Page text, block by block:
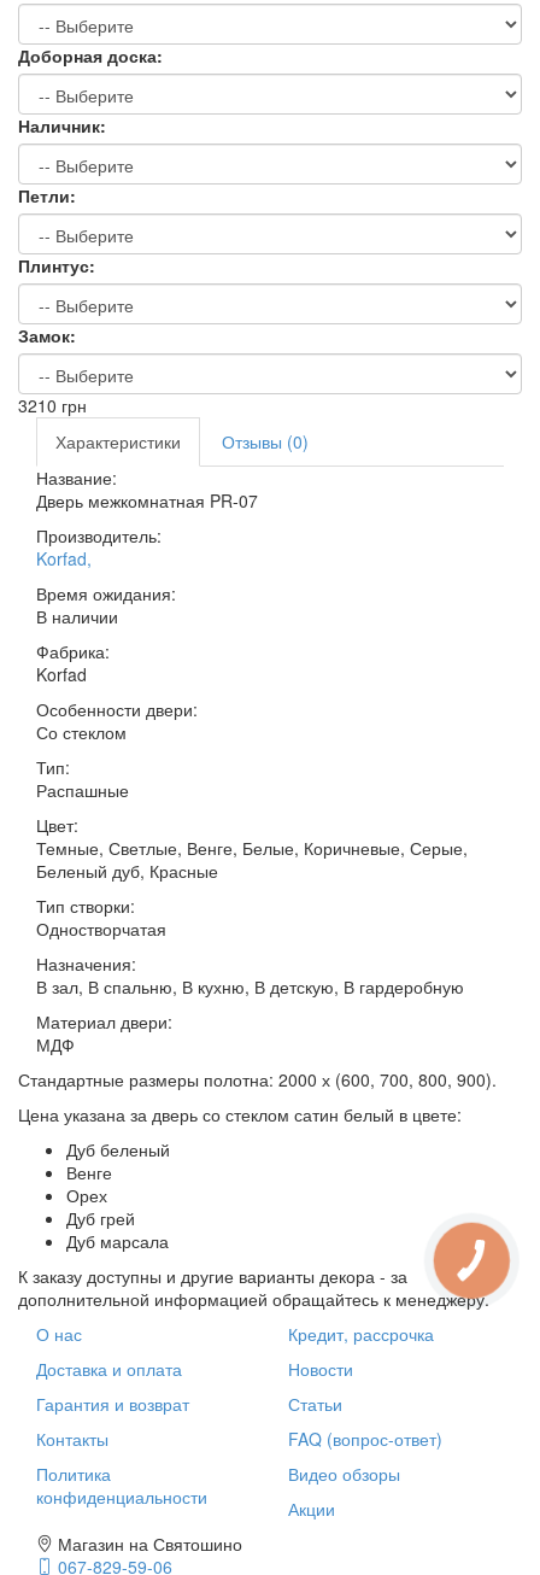
Доборная доска:
Наличник:
Петли:
Плинтус:
Замок:
3210 грн
Характеристики
Отзывы (0)
Название:
Дверь межкомнатная PR-07
Производитель:
Korfad,
Время ожидания:
В наличии
Фабрика:
Korfad
Особенности двери:
Со стеклом
Тип:
Распашные
Цвет:
Темные, Светлые, Венге, Белые, Коричневые, Серые,
Беленый дуб, Красные
Тип створки:
Одностворчатая
Назначения:
В зал, В спальню, В кухню, В детскую, В гардеробную
Материал двери:
МДФ
Стандартные размеры полотна: 2000 х (600, 700, 800, 900).
Цена указана за дверь со стеклом сатин белый в цвете:
Дуб беленый
Венге
Орех
Дуб грей
Дуб марсала
К заказу доступны и другие варианты декора - за
дополнительной информацией обращайтесь к менеджеру.
О нас
Доставка и оплата
Гарантия и возврат
Контакты
Политика
конфиденциальности
Кредит, рассрочка
Новости
Статьи
FAQ (вопрос-ответ)
Видео обзоры
Акции
Магазин на Святошино
067-829-59-06